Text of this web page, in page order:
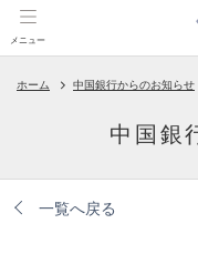
メニュー
ホーム 中国銀行からのお知らせ
中国銀
一覧へ戻る